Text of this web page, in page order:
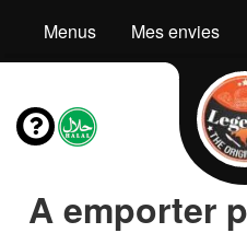
Menus Mes envies
A emporter